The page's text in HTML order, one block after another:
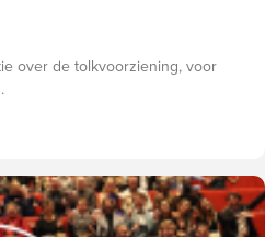
over de tolkvoorziening, voor